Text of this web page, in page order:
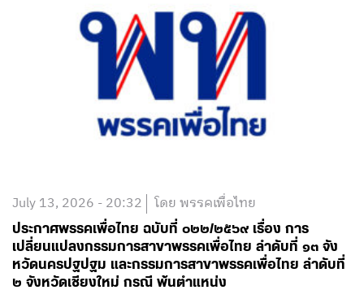
July 13, 2026 - 20:32 โดย พรรคเพื่อไทย
ประกาศพรรคเพื่อไทย ฉบับที่ ๐๒๒/๒๕๖๙ เรื่อง การ
เปลี่ยนแปลงกรรมการสาขาพรรคเพื่อไทย ลำดับที่ ๑๓ จัง
หวัดนครปฐปฐม และกรรมการสาขาพรรคเพื่อไทย ลำดับที่
๒ จังหวัดเชียงใหม่ กรณี พ้นตำแหน่ง